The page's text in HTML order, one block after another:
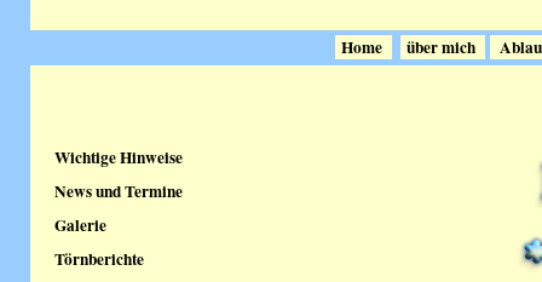
Home über mich
Wichtige Hinweise
News und Termine
Galerie
Törnberichte